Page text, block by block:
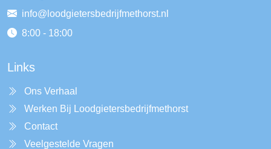
info@loodgietersbedrijfmethorst.nl
8:00 - 18:00
Links
Ons Verhaal
Werken Bij Loodgietersbedrijfmethorst
Contact
Veelgestelde Vragen